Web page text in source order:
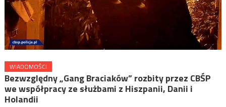
WIADOMOŚCI
Bezwzględny „Gang Braciaków” rozbity przez CBŚP
we współpracy ze służbami z Hiszpanii, Danii i
Holandii